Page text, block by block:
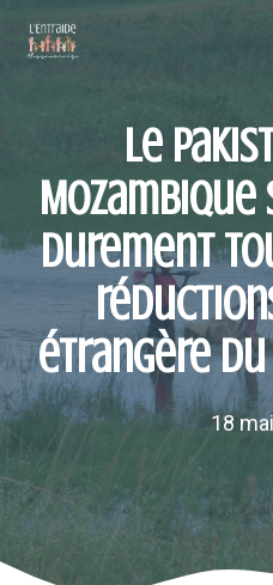
Le
durement
étrangère du
18